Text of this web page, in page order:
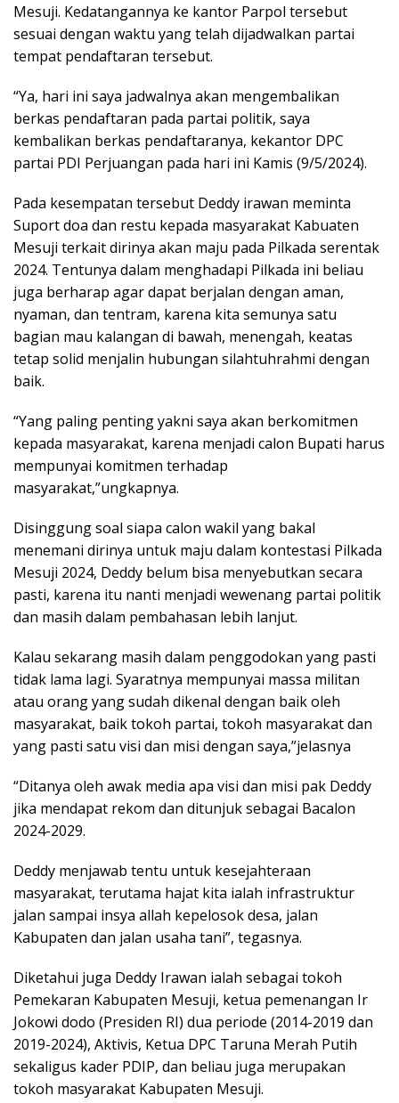
Mesuji. Kedatangannya ke kantor Parpol tersebut
sesuai dengan waktu yang telah dijadwalkan partai
tempat pendaftaran tersebut.
“Ya, hari ini saya jadwalnya akan mengembalikan
berkas pendaftaran pada partai politik, saya
kembalikan berkas pendaftaranya, kekantor DPC
partai PDI Perjuangan pada hari ini Kamis (9/5/2024).
Pada kesempatan tersebut Deddy irawan meminta
Suport doa dan restu kepada masyarakat Kabuaten
Mesuji terkait dirinya akan maju pada Pilkada serentak
2024. Tentunya dalam menghadapi Pilkada ini beliau
juga berharap agar dapat berjalan dengan aman,
nyaman, dan tentram, karena kita semunya satu
bagian mau kalangan di bawah, menengah, keatas
tetap solid menjalin hubungan silahtuhrahmi dengan
baik.
“Yang paling penting yakni saya akan berkomitmen
kepada masyarakat, karena menjadi calon Bupati harus
mempunyai komitmen terhadap
masyarakat,”ungkapnya.
Disinggung soal siapa calon wakil yang bakal
menemani dirinya untuk maju dalam kontestasi Pilkada
Mesuji 2024, Deddy belum bisa menyebutkan secara
pasti, karena itu nanti menjadi wewenang partai politik
dan masih dalam pembahasan lebih lanjut.
Kalau sekarang masih dalam penggodokan yang pasti
tidak lama lagi. Syaratnya mempunyai massa militan
atau orang yang sudah dikenal dengan baik oleh
masyarakat, baik tokoh partai, tokoh masyarakat dan
yang pasti satu visi dan misi dengan saya,”jelasnya
“Ditanya oleh awak media apa visi dan misi pak Deddy
jika mendapat rekom dan ditunjuk sebagai Bacalon
2024-2029.
Deddy menjawab tentu untuk kesejahteraan
masyarakat, terutama hajat kita ialah infrastruktur
jalan sampai insya allah kepelosok desa, jalan
Kabupaten dan jalan usaha tani”, tegasnya.
Diketahui juga Deddy Irawan ialah sebagai tokoh
Pemekaran Kabupaten Mesuji, ketua pemenangan Ir
Jokowi dodo (Presiden RI) dua periode (2014-2019 dan
2019-2024), Aktivis, Ketua DPC Taruna Merah Putih
sekaligus kader PDIP, dan beliau juga merupakan
tokoh masyarakat Kabupaten Mesuji.